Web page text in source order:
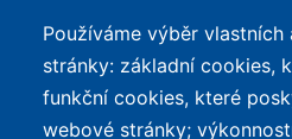
Půjčovny
Mapa nabíjení
Používáme výběr
stránky: základní cookies,
funkční cookies, které
webové stránky;